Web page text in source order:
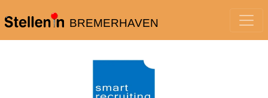
BREMERHAVEN